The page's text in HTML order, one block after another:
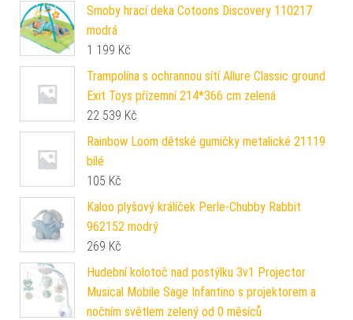
Smoby hrací deka Cotoons Discovery 110217
modrá
1 199 Kč
Trampolína s ochrannou sítí Allure Classic ground
Exit Toys přízemní 214*366 cm zelená
22 539 Kč
Rainbow Loom dětské gumičky metalické 21119
bílé
105 Kč
Kaloo plyšový králíček Perle-Chubby Rabbit
962152 modrý
269 Kč
Hudební kolotoč nad postýlku 3v1 Projector
Musical Mobile Sage Infantino s projektorem a
nočním světlem zelený od 0 měsíců